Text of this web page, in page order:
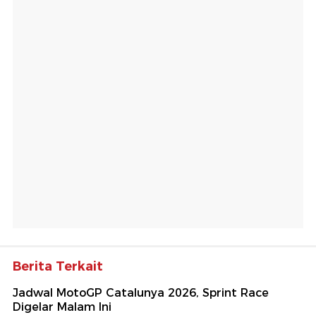
Berita Terkait
Jadwal MotoGP Catalunya 2026, Sprint Race
Digelar Malam Ini